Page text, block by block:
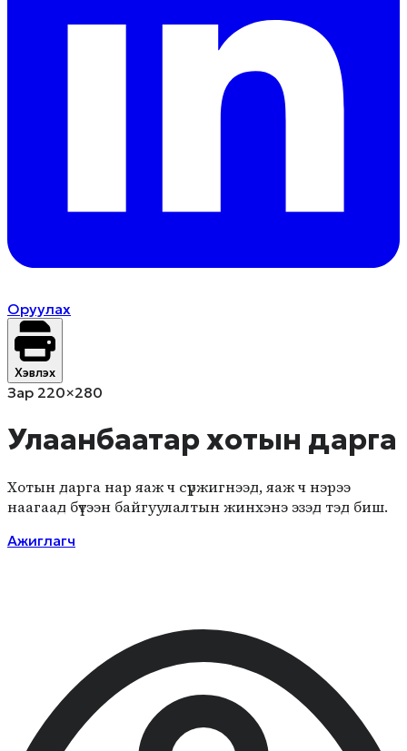
Оруулах
Хэвлэх
Зар 220×280
Улаанбаатар хотын дарга
Хотын дарга нар яаж ч сүржигнээд, яаж ч нэрээ
наагаад бүтээн байгуулалтын жинхэнэ эзэд тэд биш.
Ажиглагч